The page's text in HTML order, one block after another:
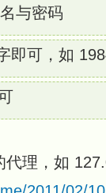
与密码
即可，如
理，如